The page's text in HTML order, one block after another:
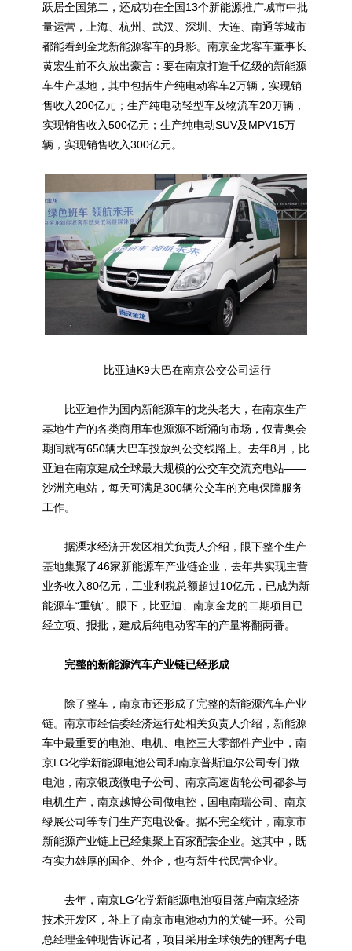
跃居全国第二，还成功在全国13个新能源推广城市中批
量运营，上海、杭州、武汉、深圳、大连、南通等城市
都能看到金龙新能源客车的身影。南京金龙客车董事长
黄宏生前不久放出豪言：要在南京打造千亿级的新能源
车生产基地，其中包括生产纯电动客车2万辆，实现销
售收入200亿元；生产纯电动轻型车及物流车20万辆，
实现销售收入500亿元；生产纯电动SUV及MPV15万
辆，实现销售收入300亿元。
比亚迪K9大巴在南京公交公司运行
比亚迪作为国内新能源车的龙头老大，在南京生产
基地生产的各类商用车也源源不断涌向市场，仅青奥会
期间就有650辆大巴车投放到公交线路上。去年8月，比
亚迪在南京建成全球最大规模的公交车交流充电站——
沙洲充电站，每天可满足300辆公交车的充电保障服务
工作。
据溧水经济开发区相关负责人介绍，眼下整个生产
基地集聚了46家新能源车产业链企业，去年共实现主营
业务收入80亿元，工业利税总额超过10亿元，已成为新
能源车“重镇”。眼下，比亚迪、南京金龙的二期项目已
经立项、报批，建成后纯电动客车的产量将翻两番。
完整的新能源汽车产业链已经形成
除了整车，南京市还形成了完整的新能源汽车产业
链。南京市经信委经济运行处相关负责人介绍，新能源
车中最重要的电池、电机、电控三大零部件产业中，南
京LG化学新能源电池公司和南京普斯迪尔公司专门做
电池，南京银茂微电子公司、南京高速齿轮公司都参与
电机生产，南京越博公司做电控，国电南瑞公司、南京
绿展公司等专门生产充电设备。据不完全统计，南京市
新能源产业链上已经集聚上百家配套企业。这其中，既
有实力雄厚的国企、外企，也有新生代民营企业。
去年，南京LG化学新能源电池项目落户南京经济
技术开发区，补上了南京市电池动力的关键一环。公司
总经理金钟现告诉记者，项目采用全球领先的锂离子电